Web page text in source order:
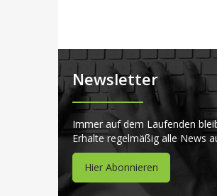
Newsletter
Immer auf dem Laufenden
Erhalte regelmäßig alle News
Hier Abonnieren